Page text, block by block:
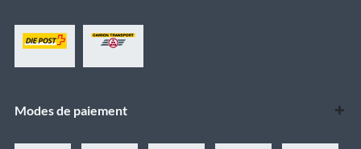
Modes de paiement